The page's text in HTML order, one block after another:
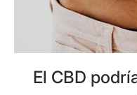
El CBD